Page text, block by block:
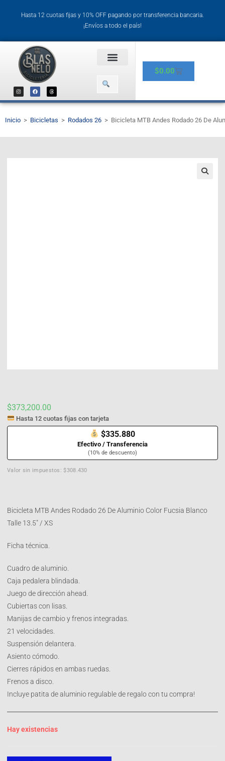
Hasta 12 cuotas fijas y 10% OFF pagando por transferencia bancaria.
¡Envíos a todo el país!
$0.00
Inicio > Bicicletas > Rodados 26 > Bicicleta MTB Andes Rodado 26 De
$373,200.00
Hasta 12 cuotas fijas con tarjeta
$335.880
Efectivo / Transferencia
(10% de descuento)
Valor sin impuestos: $308.430
Bicicleta MTB Andes Rodado 26 De Aluminio Color Fucsia Blanco
Talle 13.5″ / XS
Ficha técnica.
Cuadro de aluminio.
Caja pedalera blindada.
Juego de dirección ahead.
Cubiertas con lisas.
Manijas de cambio y frenos integradas.
21 velocidades.
Suspensión delantera.
Asiento cómodo.
Cierres rápidos en ambas ruedas.
Frenos a disco.
Incluye patita de aluminio regulable de regalo con tu compra!
Hay existencias